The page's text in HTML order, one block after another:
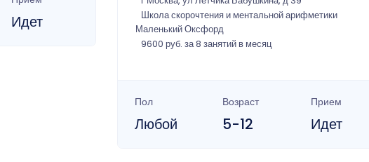
Идет
Школа скорочтения и ментальной арифметики
Маленький Оксфорд
9600 руб. за 8 занятий в месяц
Пол
Любой
Возраст
5-12
Прием
Идет